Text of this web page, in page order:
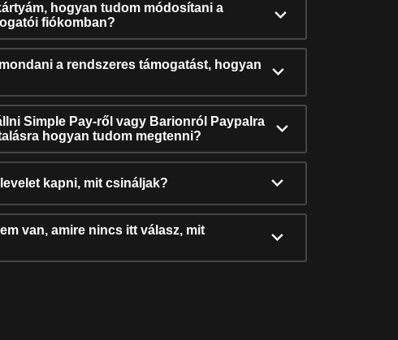
hogyan tudom módosítani a
fiókomban?
a rendszeres támogatást, hogyan
Simple Pay-ről vagy Barionról Paypalra
hogyan tudom megtenni?
kapni, mit csináljak?
van, amire nincs itt válasz, mit